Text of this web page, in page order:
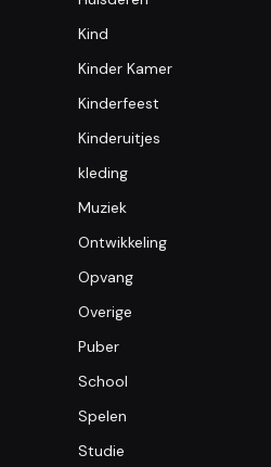
Kind
Kinder Kamer
Kinderfeest
Kinderuitjes
kleding
Muziek
Ontwikkeling
Opvang
Overige
Puber
School
Spelen
Studie